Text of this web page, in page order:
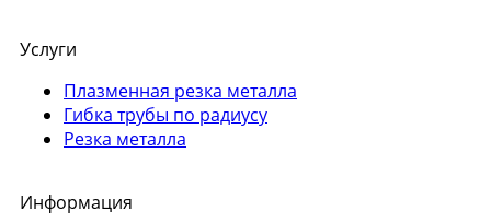
Услуги
Плазменная резка металла
Гибка трубы по радиусу
Резка металла
Информация